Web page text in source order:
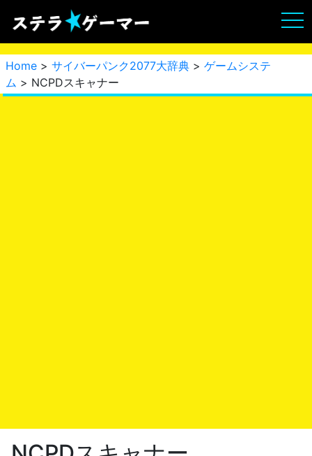
Home > サイバーパンク2077大辞典 > ゲームシステ
ム > NCPDスキャナー